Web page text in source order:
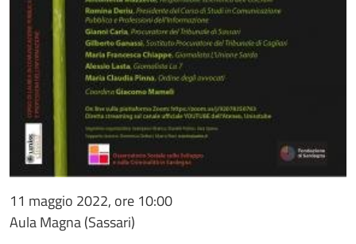
11 maggio 2022, ore 10:00
Aula Magna (Sassari)